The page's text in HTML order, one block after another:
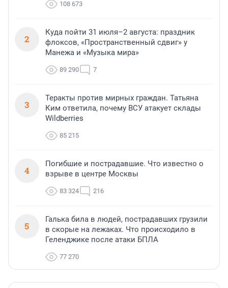
108 673
2
Куда пойти 31 июля–2 августа: праздник
флоксов, «Пространственный сдвиг» у
Манежа и «Музыка мира»
89 290 7
3
Теракты против мирных граждан. Татьяна
Ким ответила, почему ВСУ атакует склады
Wildberries
85 215
4
Погибшие и пострадавшие. Что известно о
взрыве в центре Москвы
83 324 216
5
Галька била в людей, пострадавших грузили
в скорые на лежаках. Что происходило в
Геленджике после атаки БПЛА
77 270